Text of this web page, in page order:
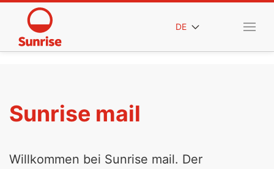
DE
Sunrise mail
Willkommen bei Sunrise mail. Der